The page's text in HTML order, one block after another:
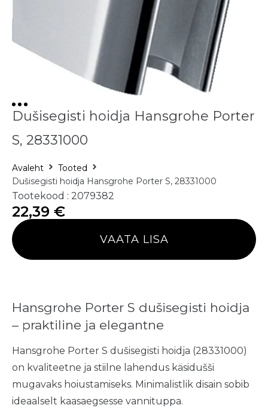
Dušisegisti hoidja Hansgrohe Porter
S, 28331000
Avaleht
Tooted
Dušisegisti hoidja Hansgrohe Porter S, 28331000
Tootekood : 2079382
22,39 €
VAATA LISA
Hansgrohe Porter S dušisegisti hoidja
– praktiline ja elegantne
Hansgrohe Porter S dušisegisti hoidja (28331000)
on kvaliteetne ja stiilne lahendus käsidušši
mugavaks hoiustamiseks. Minimalistlik disain sobib
ideaalselt kaasaegsesse vannituppa.